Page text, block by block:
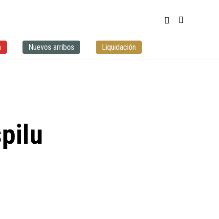
Nuevos arribos Liquidación